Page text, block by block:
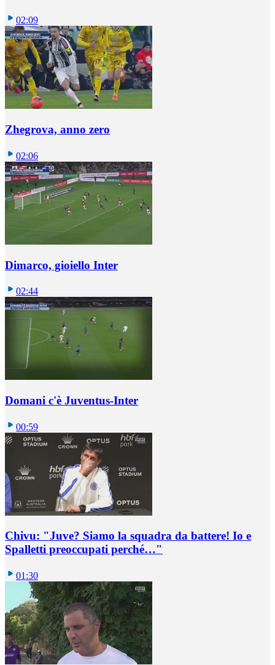
02:09
Zhegrova, anno zero
02:06
Dimarco, gioiello Inter
02:44
Domani c'è Juventus-Inter
00:59
Chivu: "Juve? Siamo la squadra da battere! Io e
Spalletti preoccupati perché…"
01:30